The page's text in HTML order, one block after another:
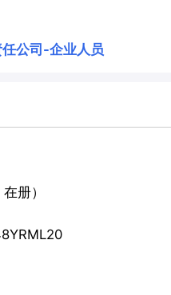
公司 -企业人员
册）